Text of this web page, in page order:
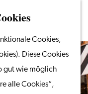
Cookies,
Diese Cookies
gut wie möglich
alle Cookies“,
Vom Wasser aus
Radeln & Wandern
Shoppen
Essen & Trinken